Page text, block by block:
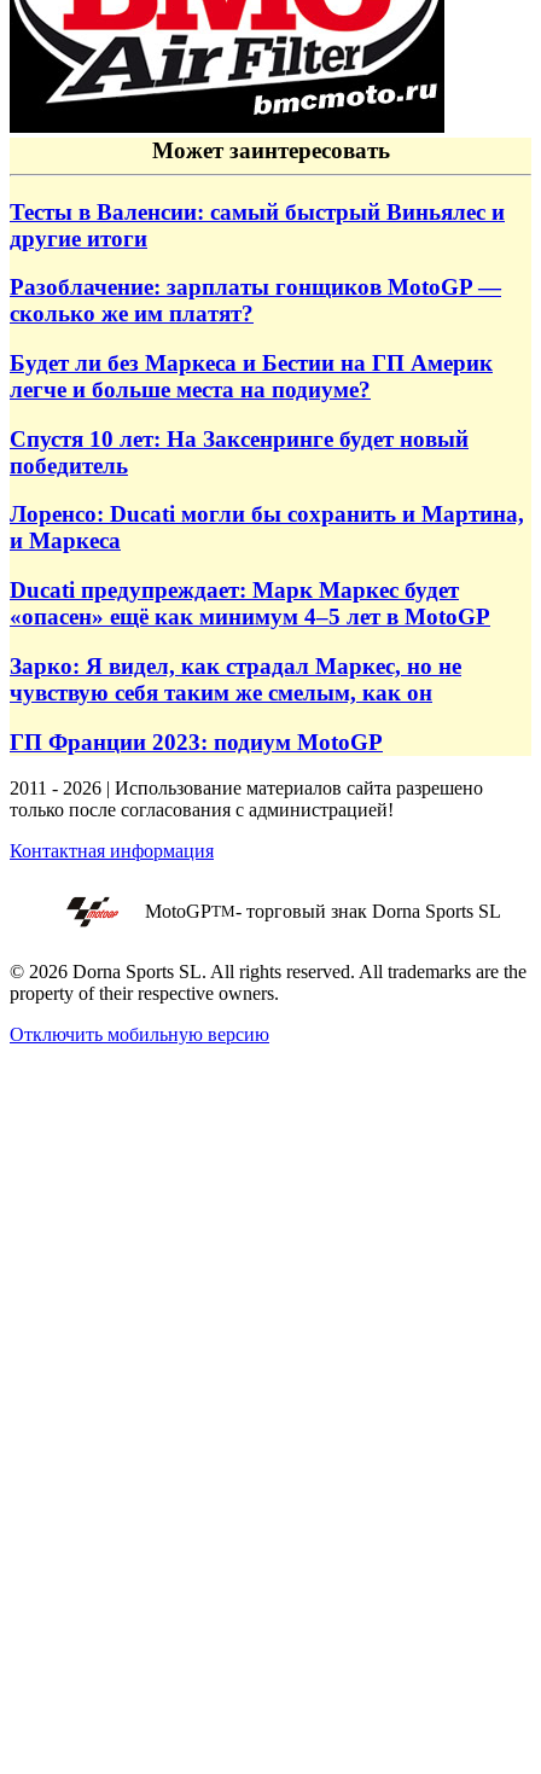
Может заинтересовать
Тесты в Валенсии: самый быстрый Виньялес и
другие итоги
Разоблачение: зарплаты гонщиков MotoGP —
сколько же им платят?
Будет ли без Маркеса и Бестии на ГП Америк
легче и больше места на подиуме?
Спустя 10 лет: На Заксенринге будет новый
победитель
Лоренсо: Ducati могли бы сохранить и Мартина,
и Маркеса
Ducati предупреждает: Марк Маркес будет
«опасен» ещё как минимум 4–5 лет в MotoGP
Зарко: Я видел, как страдал Маркес, но не
чувствую себя таким же смелым, как он
ГП Франции 2023: подиум MotoGP
2011 - 2026 | Использование материалов сайта разрешено
только после согласования с администрацией!
Контактная информация
MotoGPTM- торговый знак Dorna Sports SL
© 2026 Dorna Sports SL. All rights reserved. All trademarks are the
property of their respective owners.
Отключить мобильную версию